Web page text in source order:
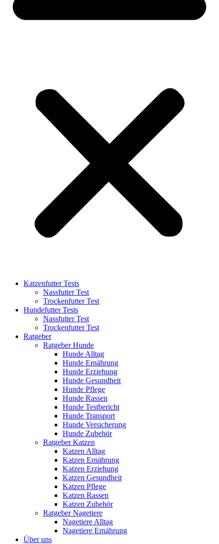
Katzenfutter Tests
Nassfutter Test
Trockenfutter Test
Hundefutter Tests
Nassfutter Test
Trockenfutter Test
Ratgeber
Ratgeber Hunde
Hunde Alltag
Hunde Ernährung
Hunde Erziehung
Hunde Gesundheit
Hunde Pflege
Hunde Rassen
Hunde Testbericht
Hunde Transport
Hunde Versicherung
Hunde Zubehör
Ratgeber Katzen
Katzen Alltag
Katzen Ernährung
Katzen Erziehung
Katzen Gesundheit
Katzen Pflege
Katzen Rassen
Katzen Zubehör
Ratgeber Nagetiere
Nagetiere Alltag
Nagetiere Ernährung
Über uns